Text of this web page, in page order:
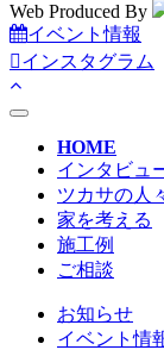
Web Produced By
イベント情報
インスタグラム
toggle
navigationHOME
インタビュ
ツカサの人
家を考える
施工例
ご相談
お知らせ
イベント情